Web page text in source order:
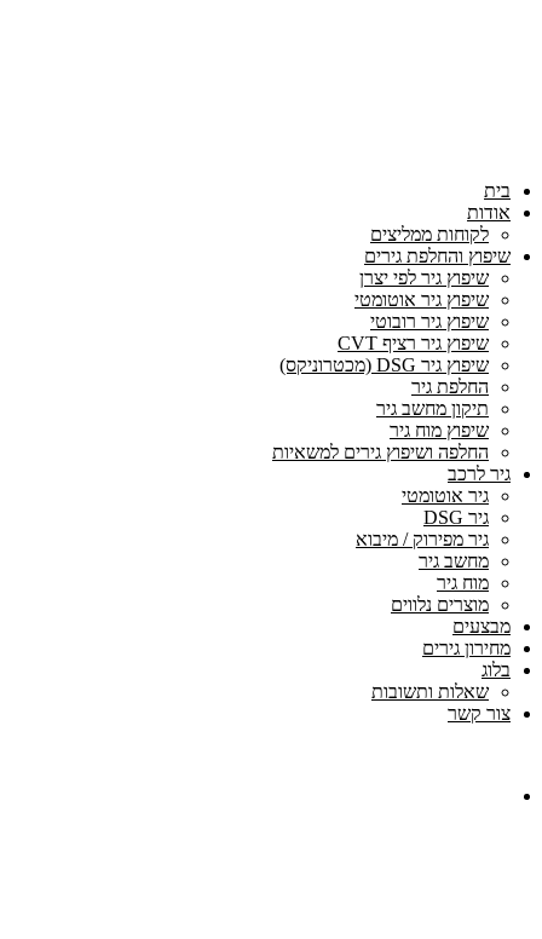
בית
אודות
לקוחות ממליצים
שיפוץ והחלפת גירים
שיפוץ גיר לפי יצרן
שיפוץ גיר אוטומטי
שיפוץ גיר רובוטי
שיפוץ גיר רציף CVT
שיפוץ גיר DSG (מכטרוניקס)
החלפת גיר
תיקון מחשב גיר
שיפוץ מוח גיר
החלפה ושיפוץ גירים למשאיות
גיר לרכב
גיר אוטומטי
גיר DSG
גיר מפירוק / מיבוא
מחשב גיר
מוח גיר
מוצרים נלווים
מבצעים
מחירון גירים
בלוג
שאלות ותשובות
צור קשר